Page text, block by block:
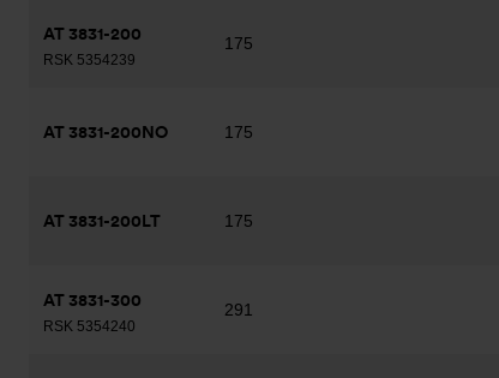
AT 3831-200
RSK 5354239
175
AT 3831-200NO 175
AT 3831-200LT 175
AT 3831-300
RSK 5354240
291